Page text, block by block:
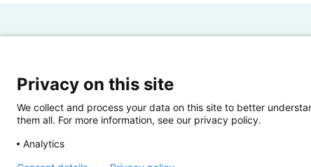
Powered by SURF
Privacy on this site
We collect and process your data on this site to better
them all. For more information, see our privacy policy.
Analytics